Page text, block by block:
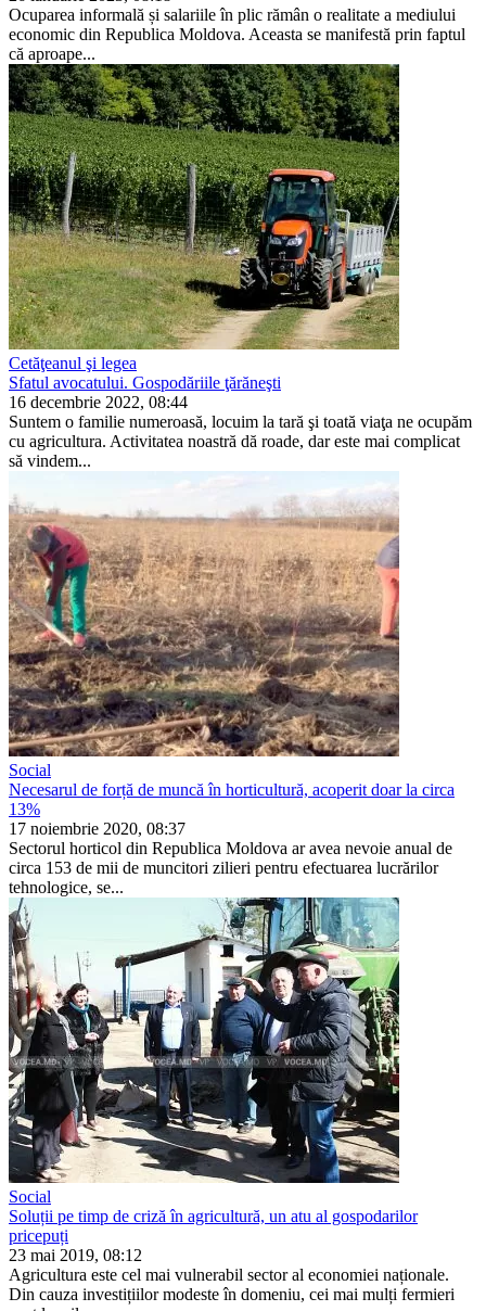
Ocuparea informală și salariile în plic rămân o realitate a mediului
economic din Republica Moldova. Aceasta se manifestă prin faptul
că aproape...
Cetăţeanul şi legea
Sfatul avocatului. Gospodăriile ţărăneşti
16 decembrie 2022, 08:44
Suntem o familie numeroasă, locuim la tară şi toată viaţa ne ocupăm
cu agricultura. Activitatea noastră dă roade, dar este mai complicat
să vindem...
Social
Necesarul de forță de muncă în horticultură, acoperit doar la circa
13%
17 noiembrie 2020, 08:37
Sectorul horticol din Repu­blica Moldova ar avea nevo­ie anual de
circa 153 de mii de muncitori zilieri pentru efectuarea lucrărilor
tehno­logice, se...
Social
Soluții pe timp de criză în agricultură, un atu al gospodarilor
pricepuți
23 mai 2019, 08:12
Agricultura este cel mai vulnerabil sector al economiei naționale.
Din cauza investițiilor modeste în do­meniu, cei mai mulți fermieri